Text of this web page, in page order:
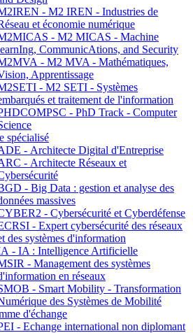
- M2 IREN - Industries de
et économie numérique
- M2 MICAS - Machine
CommunicAtions, and Security
- M2 MVA - Mathématiques,
Apprentissage
- M2 SETI - Systèmes
et traitement de l'information
- PhD Track - Computer
spécialisé
- Architecte Digital d'Entreprise
- Architecte Réseaux et
- Big Data : gestion et analyse des
massives
- Cybersécurité et Cyberdéfense
- Expert cybersécurité des réseaux
des systèmes d'information
- IA : Intelligence Artificielle
- Management des systèmes
en réseaux
- Smart Mobility - Transformation
des Systèmes de Mobilité
d'échange
- Echange international non diplomant